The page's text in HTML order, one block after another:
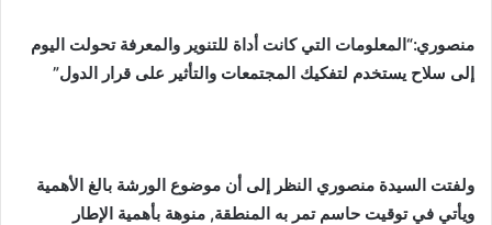
منصوري:“المعلومات التي كانت أداة للتنوير والمعرفة تحولت اليوم
إلى سلاح يستخدم لتفكيك المجتمعات والتأثير على قرار الدول”
ولفتت السيدة منصوري النظر إلى أن موضوع الورشة بالغ الأهمية
ويأتي في توقيت حاسم تمر به المنطقة, منوهة بأهمية الإطار